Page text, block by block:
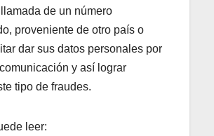
de un número
proveniente de otro país o
dar sus datos personales por
y así lograr
tipo de fraudes.
leer: